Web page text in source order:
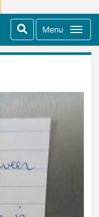
Menu